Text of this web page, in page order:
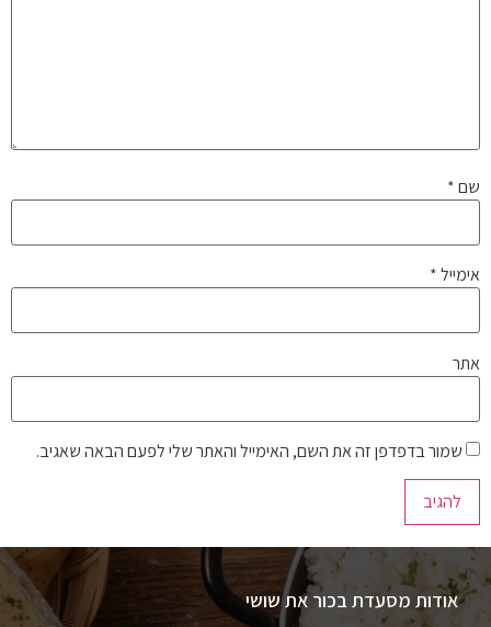
שם*
אימייל*
אתר
שמור בדפדפן זה את השם, האימייל והאתר שלי לפעם הבאה שאגיב.
אודות מסעדת בכור את שושי